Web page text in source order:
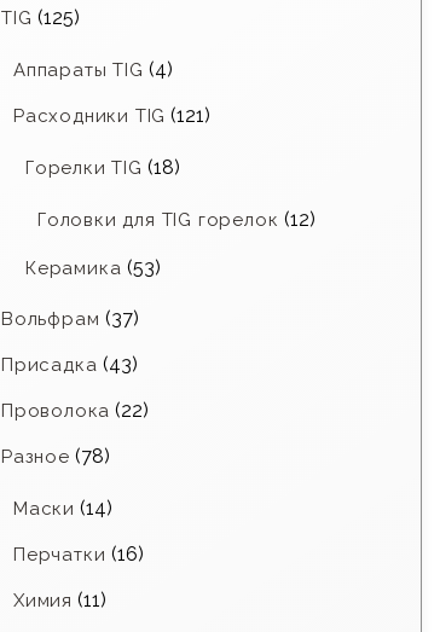
TIG (125)
Аппараты TIG (4)
Расходники TIG (121)
Горелки TIG (18)
Головки для TIG горелок (12)
Керамика (53)
Вольфрам (37)
Присадка (43)
Проволока (22)
Разное (78)
Маски (14)
Перчатки (16)
Химия (11)